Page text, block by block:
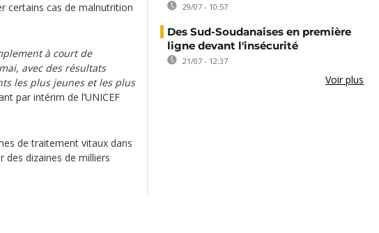
certains cas de malnutrition
à court de
avec des résultats
les plus jeunes et les plus
par intérim de l’UNICEF
de traitement vitaux dans
des dizaines de milliers
29/07 - 10:57
Des Sud-Soudanaises en première
ligne devant l'insécurité
21/07 - 12:37
Voir plus